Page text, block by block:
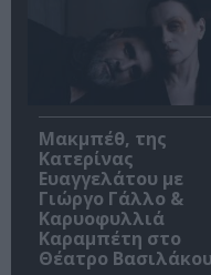
Μακμπέθ, της
Κατερίνας
Ευαγγελάτου με
Γιώργο Γάλλο &
Καρυοφυλλιά
Καραμπέτη στο
Θέατρο Βασιλάκου